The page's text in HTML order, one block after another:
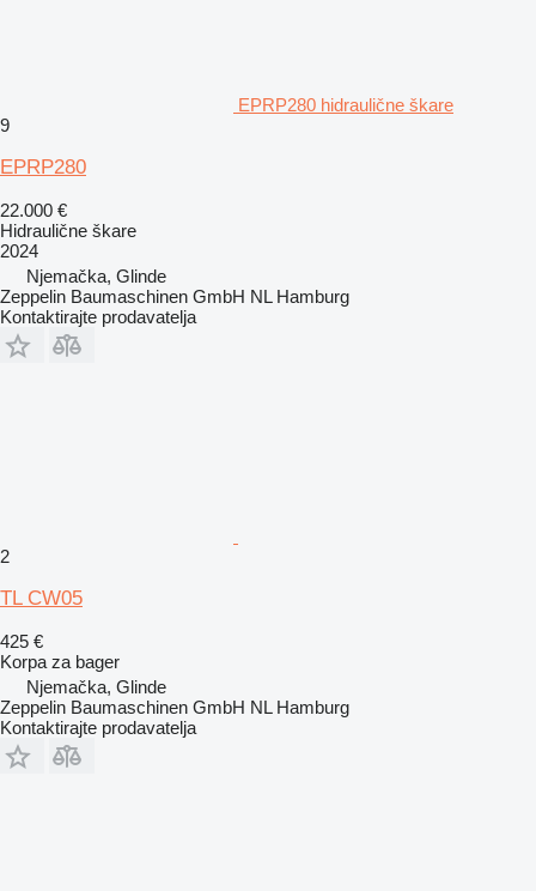
EPRP280 hidraulične škare
9
EPRP280
22.000 €
Hidraulične škare
2024
Njemačka, Glinde
Zeppelin Baumaschinen GmbH NL Hamburg
Kontaktirajte prodavatelja
2
TL CW05
425 €
Korpa za bager
Njemačka, Glinde
Zeppelin Baumaschinen GmbH NL Hamburg
Kontaktirajte prodavatelja